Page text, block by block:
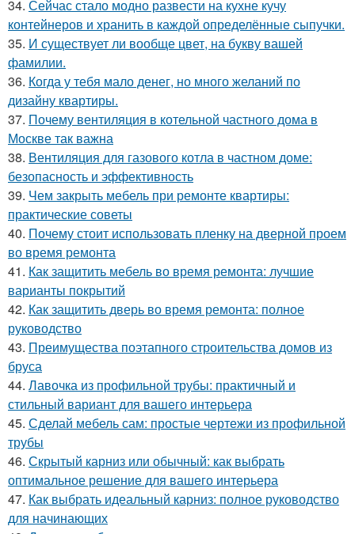
34. Сейчас стало модно развести на кухне кучу
контейнеров и хранить в каждой определённые сыпучки.
35. И существует ли вообще цвет, на букву вашей
фамилии.
36. Когда у тебя мало денег, но много желаний по
дизайну квартиры.
37. Почему вентиляция в котельной частного дома в
Москве так важна
38. Вентиляция для газового котла в частном доме:
безопасность и эффективность
39. Чем закрыть мебель при ремонте квартиры:
практические советы
40. Почему стоит использовать пленку на дверной проем
во время ремонта
41. Как защитить мебель во время ремонта: лучшие
варианты покрытий
42. Как защитить дверь во время ремонта: полное
руководство
43. Преимущества поэтапного строительства домов из
бруса
44. Лавочка из профильной трубы: практичный и
стильный вариант для вашего интерьера
45. Сделай мебель сам: простые чертежи из профильной
трубы
46. Скрытый карниз или обычный: как выбрать
оптимальное решение для вашего интерьера
47. Как выбрать идеальный карниз: полное руководство
для начинающих